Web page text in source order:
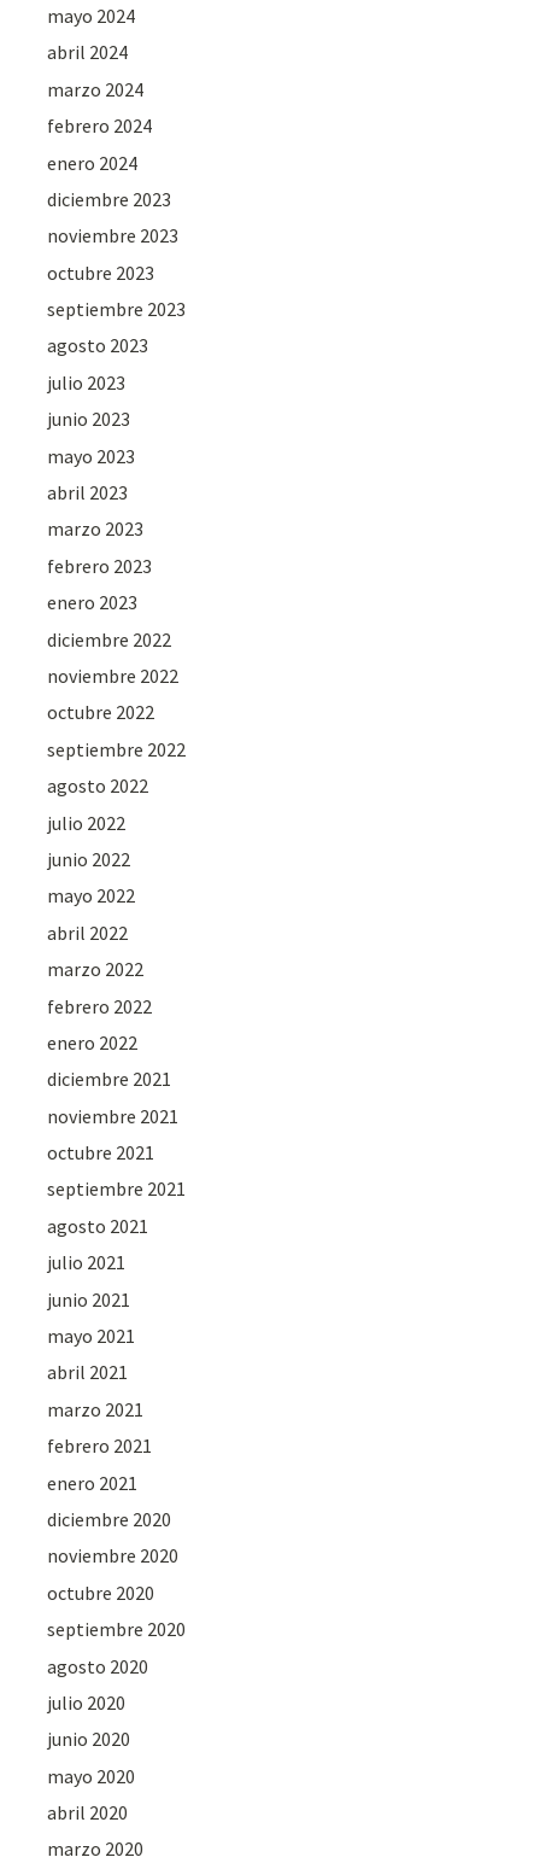
mayo 2024
abril 2024
marzo 2024
febrero 2024
enero 2024
diciembre 2023
noviembre 2023
octubre 2023
septiembre 2023
agosto 2023
julio 2023
junio 2023
mayo 2023
abril 2023
marzo 2023
febrero 2023
enero 2023
diciembre 2022
noviembre 2022
octubre 2022
septiembre 2022
agosto 2022
julio 2022
junio 2022
mayo 2022
abril 2022
marzo 2022
febrero 2022
enero 2022
diciembre 2021
noviembre 2021
octubre 2021
septiembre 2021
agosto 2021
julio 2021
junio 2021
mayo 2021
abril 2021
marzo 2021
febrero 2021
enero 2021
diciembre 2020
noviembre 2020
octubre 2020
septiembre 2020
agosto 2020
julio 2020
junio 2020
mayo 2020
abril 2020
marzo 2020